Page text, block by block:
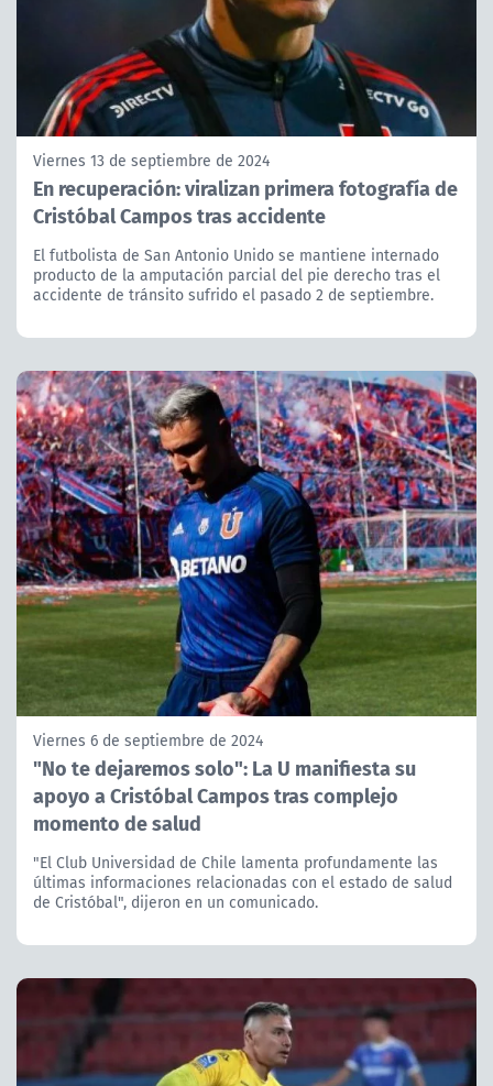
Viernes 13 de septiembre de 2024
En recuperación: viralizan primera fotografía de
Cristóbal Campos tras accidente
El futbolista de San Antonio Unido se mantiene internado
producto de la amputación parcial del pie derecho tras el
accidente de tránsito sufrido el pasado 2 de septiembre.
Viernes 6 de septiembre de 2024
"No te dejaremos solo": La U manifiesta su
apoyo a Cristóbal Campos tras complejo
momento de salud
"El Club Universidad de Chile lamenta profundamente las
últimas informaciones relacionadas con el estado de salud
de Cristóbal", dijeron en un comunicado.